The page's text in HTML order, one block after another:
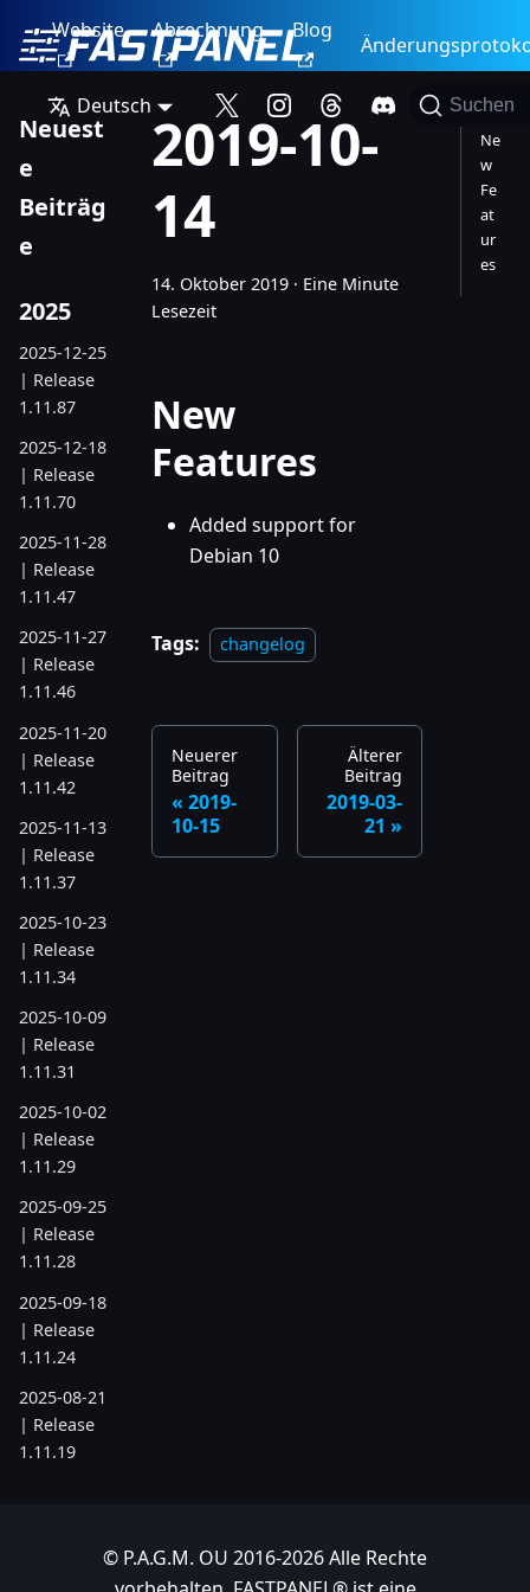
Website Abrechnung Blog
Deutsch Suchen
Neuest
e
Beiträg
e
2025
2025-12-25
| Release
1.11.87
2025-12-18
| Release
1.11.70
2025-11-28
| Release
1.11.47
2025-11-27
| Release
1.11.46
2025-11-20
| Release
1.11.42
2025-11-13
| Release
1.11.37
2025-10-23
| Release
1.11.34
2025-10-09
| Release
1.11.31
2025-10-02
| Release
1.11.29
2025-09-25
| Release
1.11.28
2025-09-18
| Release
1.11.24
2025-08-21
| Release
1.11.19
2019-10-
14
14. Oktober 2019 · Eine Minute
Lesezeit
New
Features
Added support for
Debian 10
Tags: changelog
Neuerer
Beitrag
2019-
10-15
Älterer
Beitrag
2019-03-
21
Ne
w
Fe
at
ur
es
© P.A.G.M. OU 2016-2026 Alle Rechte